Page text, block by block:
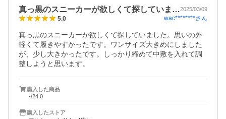
真っ黒のスニーカーが欲しくて探していま…2025/03/09
5.0 wac********さん
真っ黒のスニーカーが欲しくて探していました。思いの外
軽くて履きやすかったです。ワンサイズ大きめにしました
が、少し大きかったです。しっかり締めて中敷を入れて調
整しようと思います。
購入した商品
-/24.0
購入したストア